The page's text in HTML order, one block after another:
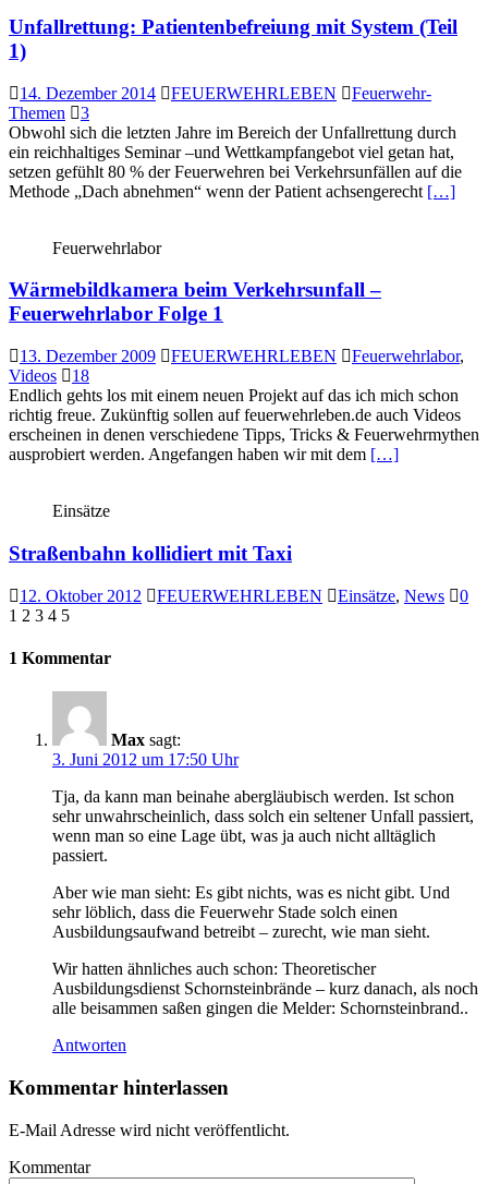
Unfallrettung: Patientenbefreiung mit System (Teil
1)
14. Dezember 2014 FEUERWEHRLEBEN
Feuerwehr-
Themen
3
Obwohl sich die letzten Jahre im Bereich der Unfallrettung durch
ein reichhaltiges Seminar –und Wettkampfangebot viel getan hat,
setzen gefühlt 80 % der Feuerwehren bei Verkehrsunfällen auf die
Methode „Dach abnehmen“ wenn der Patient achsengerecht […]
Feuerwehrlabor
Wärmebildkamera beim Verkehrsunfall –
Feuerwehrlabor Folge 1
13. Dezember 2009 FEUERWEHRLEBEN Feuerwehrlabor,
Videos
18
Endlich gehts los mit einem neuen Projekt auf das ich mich schon
richtig freue. Zukünftig sollen auf feuerwehrleben.de auch Videos
erscheinen in denen verschiedene Tipps, Tricks & Feuerwehrmythen
ausprobiert werden. Angefangen haben wir mit dem […]
Einsätze
Straßenbahn kollidiert mit Taxi
12. Oktober 2012 FEUERWEHRLEBEN Einsätze, News
0
1 2 3 4 5
1 Kommentar
Max sagt:
3. Juni 2012 um 17:50 Uhr
Tja, da kann man beinahe abergläubisch werden. Ist schon
sehr unwahrscheinlich, dass solch ein seltener Unfall passiert,
wenn man so eine Lage übt, was ja auch nicht alltäglich
passiert.
Aber wie man sieht: Es gibt nichts, was es nicht gibt. Und
sehr löblich, dass die Feuerwehr Stade solch einen
Ausbildungsaufwand betreibt – zurecht, wie man sieht.
Wir hatten ähnliches auch schon: Theoretischer
Ausbildungsdienst Schornsteinbrände – kurz danach, als noch
alle beisammen saßen gingen die Melder: Schornsteinbrand..
Antworten
Kommentar hinterlassen
E-Mail Adresse wird nicht veröffentlicht.
Kommentar